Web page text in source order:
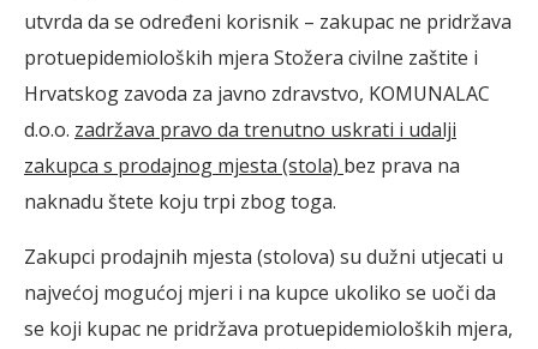
utvrda da se određeni korisnik – zakupac ne pridržava
protuepidemioloških mjera Stožera civilne zaštite i
Hrvatskog zavoda za javno zdravstvo, KOMUNALAC
d.o.o. zadržava pravo da trenutno uskrati i udalji
zakupca s prodajnog mjesta (stola) bez prava na
naknadu štete koju trpi zbog toga.
Zakupci prodajnih mjesta (stolova) su dužni utjecati u
najvećoj mogućoj mjeri i na kupce ukoliko se uoči da
se koji kupac ne pridržava protuepidemioloških mjera,